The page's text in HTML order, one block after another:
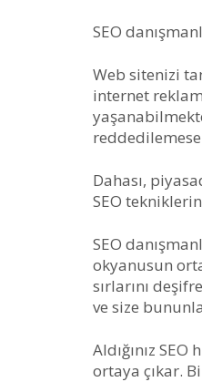
SEO
Web sitenizi
internet
Dahası,
SEO
SEO
okyanusun
sırlarını
ve size
Aldığınız
ortaya çıkar.